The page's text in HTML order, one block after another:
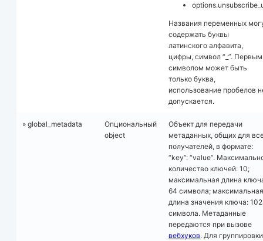
Названия переменных
содержать буквы
латинского алфавита,
цифры, символ “_”. Первым
символом может быть
только буква,
использование пробелов
допускается.
» global_metadata
Опциональный
object
Объект для передачи
метаданных, общих для
получателей, в формате:
“key”: “value”.
количество ключей: 10;
максимальная длина
64 символа; максимальная
длина значения ключа:
символа. Метаданные
передаются при вызове
вебхуков. Для группировки